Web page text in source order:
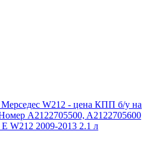
Мерседес W212 - цена КПП б/у на
A2122705500, A2122705600
W212 2009-2013 2.1 л